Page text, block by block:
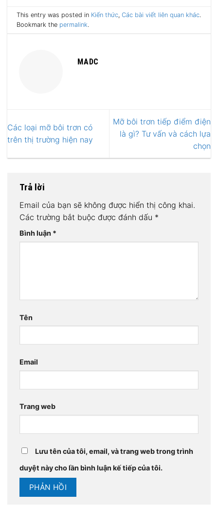
This entry was posted in Kiến thức,Các bài viết liên quan khác.
Bookmark the permalink.
MADC
Các loại mỡ bôi trơn có
trên thị trường hiện nay
Mỡ bôi trơn tiếp điểm điện
là gì? Tư vấn và cách lựa
chọn
Trả lời
Email của bạn sẽ không được hiển thị công khai.
Các trường bắt buộc được đánh dấu *
Bình luận *
Tên
Email
Trang web
Lưu tên của tôi, email, và trang web trong trình
duyệt này cho lần bình luận kế tiếp của tôi.